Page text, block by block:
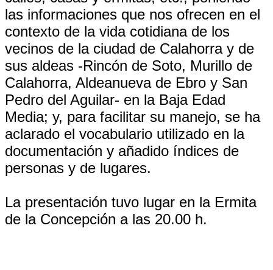
las informaciones que nos ofrecen en el
contexto de la vida cotidiana de los
vecinos de la ciudad de Calahorra y de
sus aldeas -Rincón de Soto, Murillo de
Calahorra, Aldeanueva de Ebro y San
Pedro del Aguilar- en la Baja Edad
Media; y, para facilitar su manejo, se ha
aclarado el vocabulario utilizado en la
documentación y añadido índices de
personas y de lugares.
La presentación tuvo lugar en la Ermita
de la Concepción a las 20.00 h.